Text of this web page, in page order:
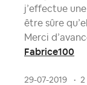
j’effectue
être sûre
Merci
Fabrice100
29-07-2019 2